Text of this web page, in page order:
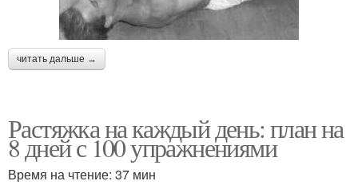
читать дальше →
Растяжка на каждый день: план на
8 дней с 100 упражнениями
Время на чтение: 37 мин